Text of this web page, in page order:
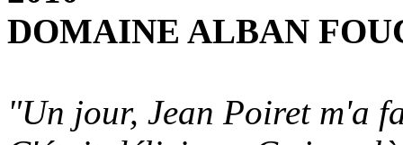
DOMAINE ALBAN
"Un jour, Jean Poiret m'a